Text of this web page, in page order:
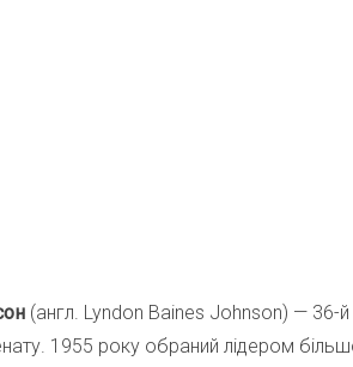
(англ. Lyndon Baines Johnson) —
1955 року обраний лідером